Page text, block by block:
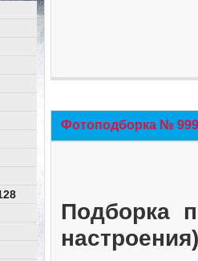
Фотоподборка №
Подборка